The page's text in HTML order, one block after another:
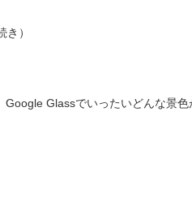
）
Google Glassでいったいどんな景色